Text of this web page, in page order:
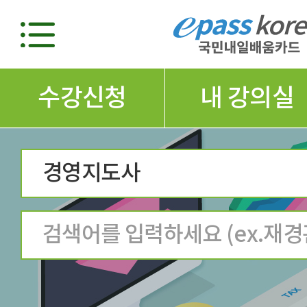
수강신청 내 강의실
경영지도사